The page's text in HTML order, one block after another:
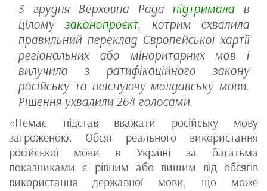
3 грудня Верховна Рада підтримала в
ціломузаконопроєкт, котрим схвалила
правильний переклад Європейської хартії
регіональних або міноритарних мов і
вилучила з ратифікаційного закону
російську та неіснуючу молдавську мови.
Рішення ухвалили 264 голосами.
«Немає підстав вважати російську мову
загроженою. Обсяг реального використання
російської мови в Україні за багатьма
показниками є рівним або вищим від обсягів
використання державної мови, що може